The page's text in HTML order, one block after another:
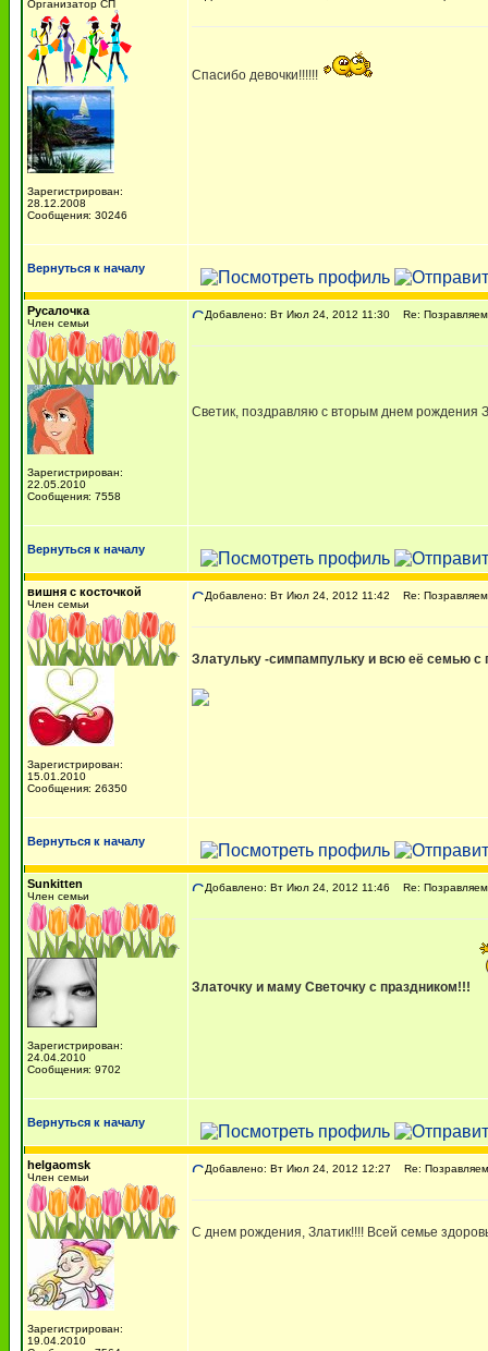
Организатор СП
Зарегистрирован:
28.12.2008
Сообщения: 30246
Спасибо девочки!!!!!!
Вернуться к началу
Русалочка
Член семьи
Зарегистрирован:
22.05.2010
Сообщения: 7558
Добавлено: Вт Июл 24, 2012 11:30 Re: Позравляем
Светик, поздравляю с вторым днем рождения
Вернуться к началу
вишня с косточкой
Член семьи
Зарегистрирован:
15.01.2010
Сообщения: 26350
Добавлено: Вт Июл 24, 2012 11:42 Re: Позравляем
Златульку -симпампульку и всю её семью с
Вернуться к началу
Sunkitten
Член семьи
Зарегистрирован:
24.04.2010
Сообщения: 9702
Добавлено: Вт Июл 24, 2012 11:46 Re: Позравляем
Златочку и маму Светочку с праздником!!!
Вернуться к началу
helgaomsk
Член семьи
Зарегистрирован:
19.04.2010
Добавлено: Вт Июл 24, 2012 12:27 Re: Позравляем
С днем рождения, Златик!!!! Всей семье